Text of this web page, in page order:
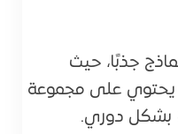
جذبًا، حيث
على مجموعة
بشكل دوري.